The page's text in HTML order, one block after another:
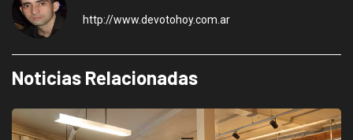
http://www.devotohoy.com.ar
Noticias Relacionadas